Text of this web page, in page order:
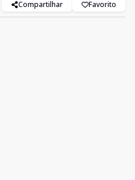
Compartilhar Favorito